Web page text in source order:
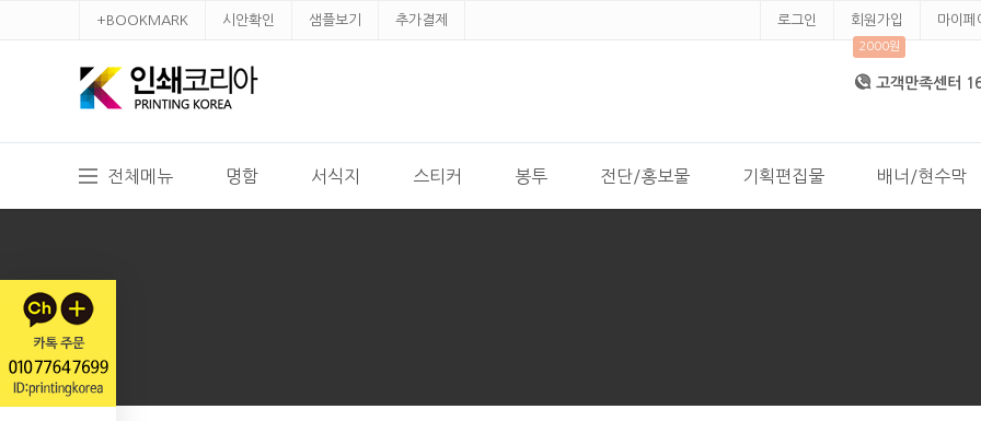
+BOOKMARK 시안확인 샘플보기 추가결제 로그인 회원가입
2000원
마이페
고객만족센터
전체메뉴 명함 서식지 스티커 봉투 전단/홍보물 기획편집물 배너/현수막